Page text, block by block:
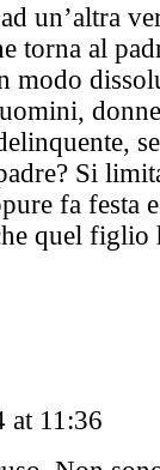
un’altra
torna al
modo
Si
fa festa
quel figlio
at 11:36